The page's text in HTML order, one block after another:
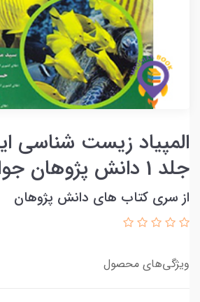
جلد 1 دانش پژوهان جوان
از سری کتاب های دانش پژوهان
ویژگی‌های محصول